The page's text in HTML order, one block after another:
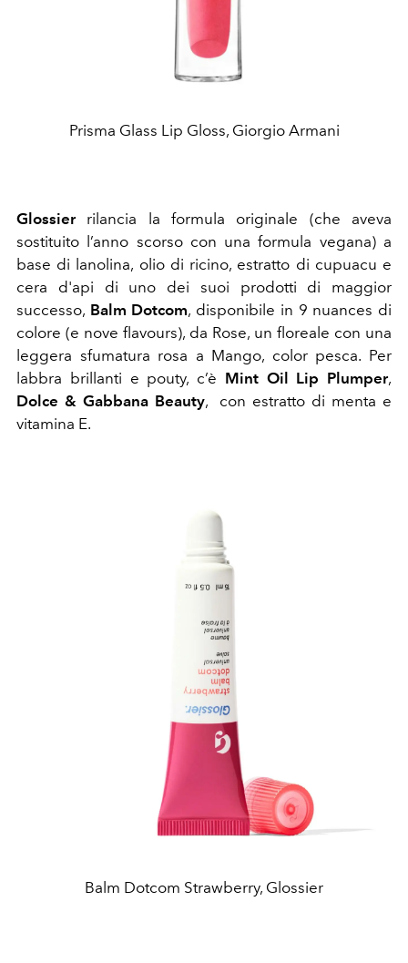
Prisma Glass Lip Gloss, Giorgio Armani
Glossierrilancia la formula originale (che aveva
sostituito l’anno scorso con una formula vegana) a
base di lanolina, olio di ricino, estratto di cupuacu e
cera d'api di uno dei suoi prodotti di maggior
successo, Balm Dotcom, disponibile in 9 nuances di
colore (e nove flavours), da Rose, un floreale con una
leggera sfumatura rosa a Mango, color pesca. Per
labbra brillanti e pouty, c’è Mint Oil Lip Plumper,
Dolce & Gabbana Beauty, con estratto di menta e
vitamina E.
Balm Dotcom Strawberry, Glossier